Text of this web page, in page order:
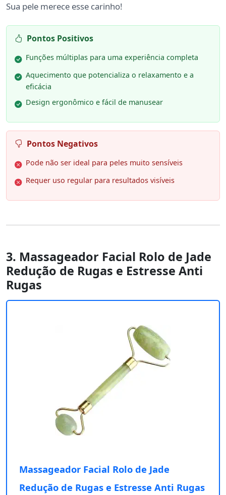
Sua pele merece esse carinho!
Pontos Positivos
Funções múltiplas para uma experiência completa
Aquecimento que potencializa o relaxamento e a
eficácia
Design ergonômico e fácil de manusear
Pontos Negativos
Pode não ser ideal para peles muito sensíveis
Requer uso regular para resultados visíveis
3. Massageador Facial Rolo de Jade
Redução de Rugas e Estresse Anti
Rugas
Massageador Facial Rolo de Jade
Redução de Rugas e Estresse Anti Rugas